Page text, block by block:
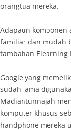
orangtua mereka.
Adapaun komponen
familiar dan mudah
tambahan Elearning
Google yang
sudah lama
Madiantunnajah
komputer khusus
handphone mereka